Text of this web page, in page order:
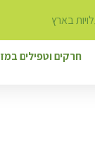
חרקים וטפילים